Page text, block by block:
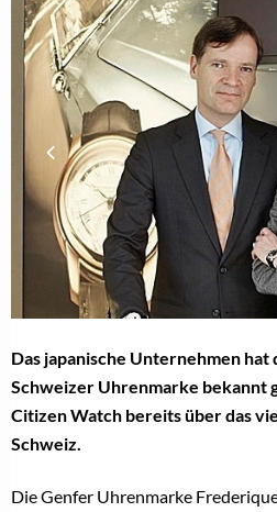
Das japanische Unternehmen
Schweizer Uhrenmarke bekannt
Citizen Watch bereits über das
Schweiz.
Die Genfer Uhrenmarke